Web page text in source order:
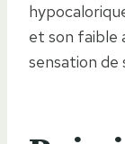
et son
sensation